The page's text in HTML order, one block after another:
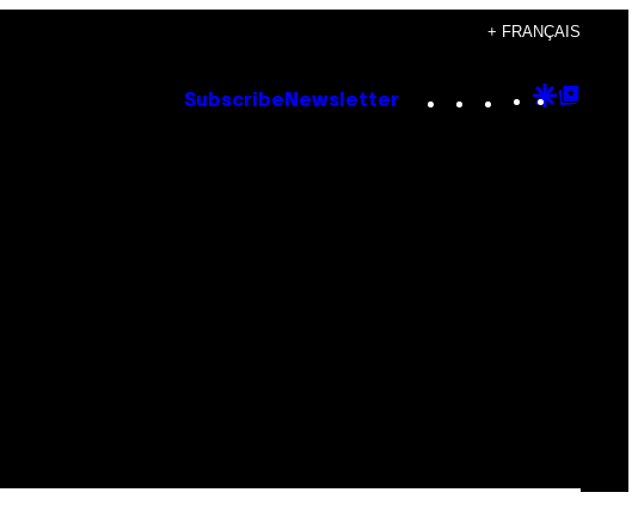
+ FRANÇAIS
Subscribe Newsletter Instagram
TikTok
YouTube
Google